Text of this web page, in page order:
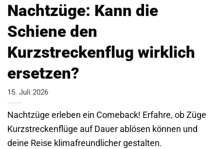
Nachtzüge: Kann die
Schiene den
Kurzstreckenflug wirklich
ersetzen?
15. Juli 2026
Nachtzüge erleben ein Comeback! Erfahre, ob Züge
Kurzstreckenflüge auf Dauer ablösen können und
deine Reise klimafreundlicher gestalten.